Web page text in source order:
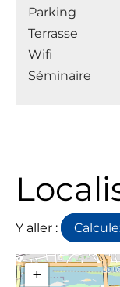
Parking
Terrasse
Wifi
Séminaire
Y aller :
+